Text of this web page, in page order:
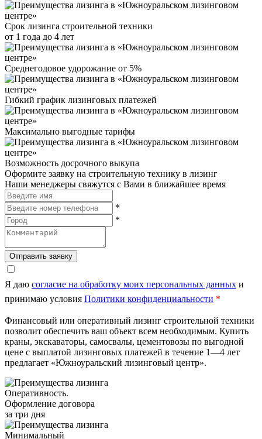
Срок лизинга строительной техники
от 1 года до 4 лет
Среднегодовое удорожание от 5%
Гибкий график лизинговых платежей
Максимально выгодные тарифы
Возможность досрочного выкупа
Оформите заявку на строительную технику в лизинг
Наши менеджеры свяжутся с Вами в ближайшее время
*
*
Отправить заявку
Я даю согласие на обработку моих персональных данных и
принимаю условия Политики конфиденциальности *
Финансовый или оперативный лизинг строительной техники
позволит обеспечить ваш объект всем необходимым. Купить
краны, экскаваторы, самосвалы, цементовозы по выгодной
цене с выплатой лизинговых платежей в течение 1—4 лет
предлагает «Южноуральский лизинговый центр».
Оперативность.
Оформление договора
за три дня
Минимальный